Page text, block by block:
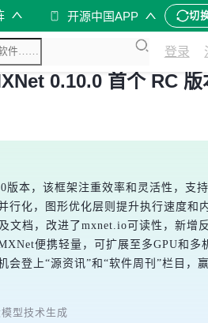
开源中国APP 切
登录
0.10.0 首个 RC 版
版本，该框架注重效率和灵活性，支
行化，图形优化层则提升执行速度和
文档，改进了mxnet.io可读性，新增
便携轻量，可扩展至多GPU和多
会登上“源资讯”和“软件周刊”栏目，
型技术生成